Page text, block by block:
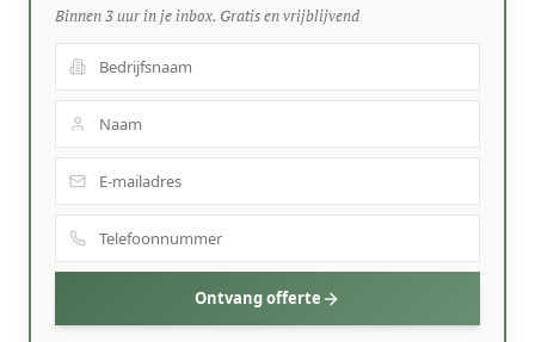
Binnen 3 uur in je inbox. Gratis en vrijblijvend
Ontvang offerte